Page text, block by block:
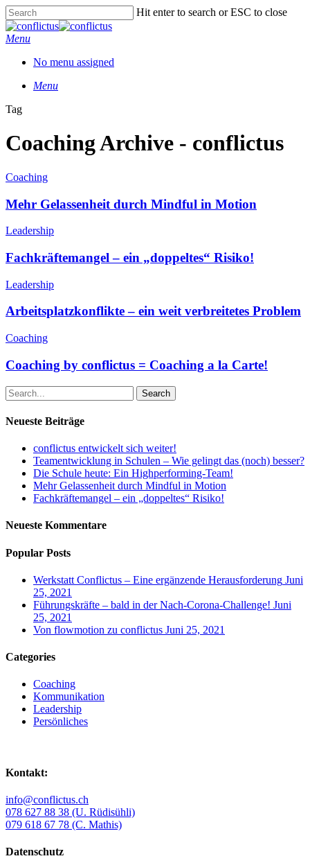
Hit enter to search or ESC to close
Menu
No menu assigned
Menu
Tag
Coaching Archive - conflictus
Coaching
Mehr Gelassenheit durch Mindful in Motion
Leadership
Fachkräftemangel – ein „doppeltes“ Risiko!
Leadership
Arbeitsplatzkonflikte – ein weit verbreitetes Problem
Coaching
Coaching by conflictus = Coaching a la Carte!
Search
Neueste Beiträge
conflictus entwickelt sich weiter!
Teamentwicklung in Schulen – Wie gelingt das (noch) besser?
Die Schule heute: Ein Highperforming-Team!
Mehr Gelassenheit durch Mindful in Motion
Fachkräftemangel – ein „doppeltes“ Risiko!
Neueste Kommentare
Popular Posts
Werkstatt Conflictus – Eine ergänzende Herausforderung Juni
25, 2021
Führungskräfte – bald in der Nach-Corona-Challenge! Juni
25, 2021
Von flowmotion zu conflictus Juni 25, 2021
Categories
Coaching
Kommunikation
Leadership
Persönliches
Kontakt:
info@conflictus.ch
078 627 88 38 (U. Rüdisühli)
079 618 67 78 (C. Mathis)
Datenschutz